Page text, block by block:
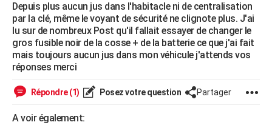
GUIDES D'ACHAT
BONS PLANS
CARTE DE VOEUX
Depuis plus aucun jus dans l'habitacle ni de centralisation
par la clé, même le voyant de sécurité ne clignote plus. J'ai
lu sur de nombreux Post qu'il fallait essayer de changer le
gros fusible noir de la cosse + de la batterie ce que j'ai fait
mais toujours aucun jus dans mon véhicule j'attends vos
réponses merci
Répondre (1) Posez votre question Partager
A voir également: